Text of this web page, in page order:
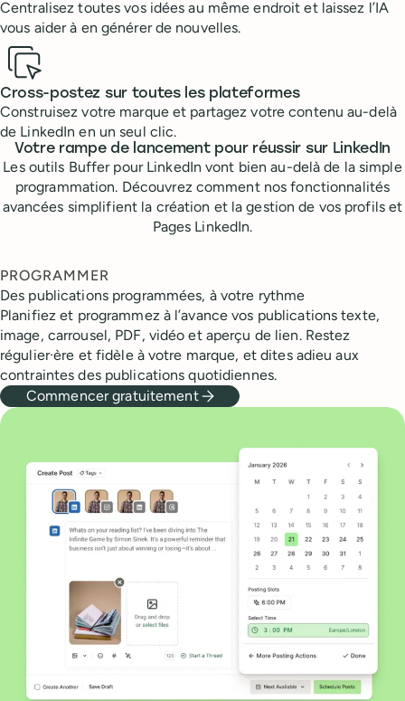
Centralisez toutes vos idées au même endroit et laissez l’IA
vous aider à en générer de nouvelles.
Cross-postez sur toutes les plateformes
Construisez votre marque et partagez votre contenu au-delà
de LinkedIn en un seul clic.
Votre rampe de lancement pour réussir sur LinkedIn
Les outils Buffer pour LinkedIn vont bien au-delà de la simple
programmation. Découvrez comment nos fonctionnalités
avancées simplifient la création et la gestion de vos profils et
Pages LinkedIn.
PROGRAMMER
Des publications programmées, à votre rythme
Planifiez et programmez à l’avance vos publications texte,
image, carrousel, PDF, vidéo et aperçu de lien. Restez
régulier·ère et fidèle à votre marque, et dites adieu aux
contraintes des publications quotidiennes.
Commencer gratuitement